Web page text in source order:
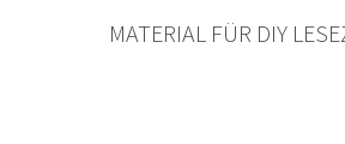
MATERIAL FÜR DIY